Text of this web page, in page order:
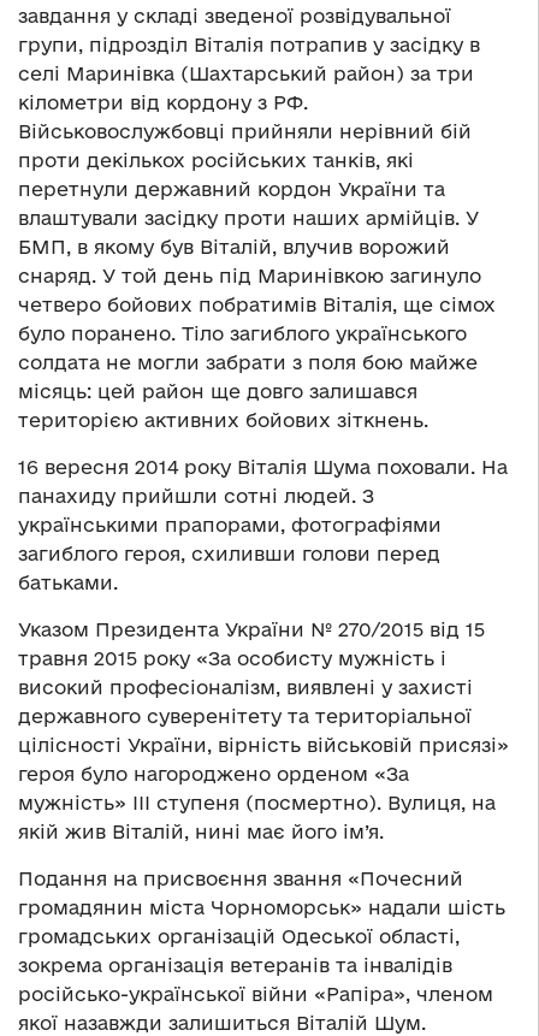
завдання у складі зведеної розвідувальної
групи, підрозділ Віталія потрапив у засідку в
селі Маринівка (Шахтарський район) за три
кілометри від кордону з РФ.
Військовослужбовці прийняли нерівний бій
проти декількох російських танків, які
перетнули державний кордон України та
влаштували засідку проти наших армійців. У
БМП, в якому був Віталій, влучив ворожий
снаряд. У той день під Маринівкою загинуло
четверо бойових побратимів Віталія, ще сімох
було поранено. Тіло загиблого українського
солдата не могли забрати з поля бою майже
місяць: цей район ще довго залишався
територією активних бойових зіткнень.
16 вересня 2014 року Віталія Шума поховали. На
панахиду прийшли сотні людей. З
українськими прапорами, фотографіями
загиблого героя, схиливши голови перед
батьками.
Указом Президента України № 270/2015 від 15
травня 2015 року «За особисту мужність і
високий професіоналізм, виявлені у захисті
державного суверенітету та територіальної
цілісності України, вірність військовій присязі»
героя було нагороджено орденом «За
мужність» III ступеня (посмертно). Вулиця, на
якій жив Віталій, нині має його ім’я.
Подання на присвоєння звання «Почесний
громадянин міста Чорноморськ» надали шість
громадських організацій Одеської області,
зокрема організація ветеранів та інвалідів
російсько-української війни «Рапіра», членом
якої назавжди залишиться Віталій Шум.